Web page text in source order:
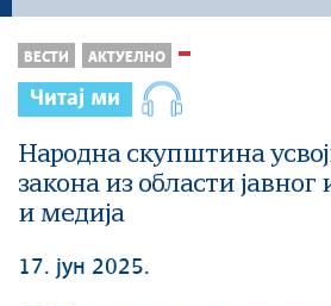
Конкурси из области
Конкурси из области
Конкурси из области
друштва
ВЕСТИ АКТУЕЛНО
Читај ми
Народна скупштина
закона из области
и медија
17. јун 2025.